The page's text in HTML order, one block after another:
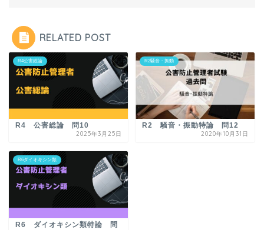
RELATED POST
R4公害総論
R4 公害総論 問10
2025年3月25日
R2騒音・振動
R2 騒音・振動特論 問12
2020年10月31日
R6ダイオキシン類
R6 ダイオキシン類特論 問